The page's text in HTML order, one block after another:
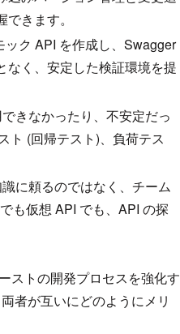
きます。
ック API を作成し、Swagger
なく、安定した検証環境を提
きなかったり、不安定だっ
ト (回帰テスト)、負荷テス
に頼るのではなく、チーム
も仮想 API でも、API の探
ストの開発プロセスを強化す
者が互いにどのようにメリ